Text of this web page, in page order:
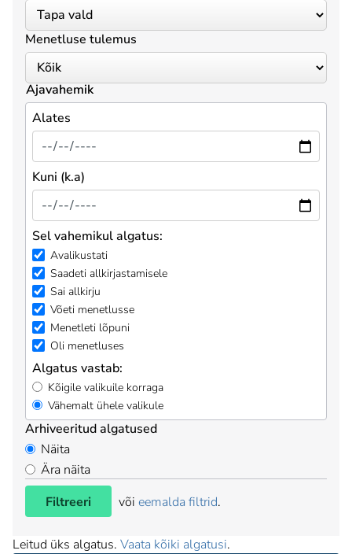
Menetluse tulemus
Ajavahemik
Alates
Kuni (k.a)
Sel vahemikul algatus:
Avalikustati
Saadeti allkirjastamisele
Sai allkirju
Võeti menetlusse
Menetleti lõpuni
Oli menetluses
Algatus vastab:
Kõigile valikuile korraga
Vähemalt ühele valikule
Arhiveeritud algatused
Näita
Ära näita
Filtreeri
või eemalda filtrid.
Leitud üks algatus. Vaata kõiki algatusi.